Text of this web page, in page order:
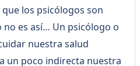
los psicólogos son
no es así… Un psicólogo o
nuestra salud
un poco indirecta nuestra